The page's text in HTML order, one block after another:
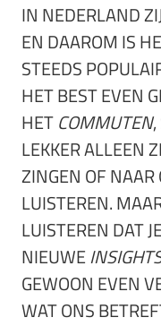
IN NEDERLAND
EN DAAROM IS
STEEDS
HET BEST EVEN
HETCOMMUTEN,
LEKKER ALLEEN
ZINGEN OF
LUISTEREN.
LUISTEREN DAT
NIEUWE
GEWOON EVEN
WAT ONS